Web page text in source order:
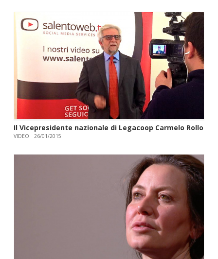
Il Vicepresidente nazionale di Legacoop Carmelo Rollo
VIDEO 26/01/2015